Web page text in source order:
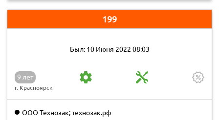
199
Был: 10 Июня 2022 08:03
9 лет
г. Красноярск
ООО Технозак; технозак.рф